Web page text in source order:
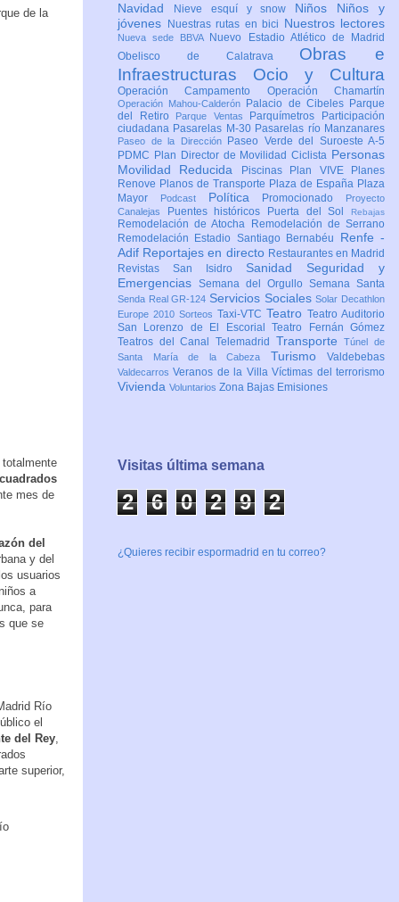
mes de
del
y del
usuarios
a
para
que se
Río
el
del Rey,
superior,
Navidad Nieve esquí y snow Niños Niños y
jóvenes
Nuestras rutas en bici Nuestros lectores
Nueva sede BBVA
Nuevo Estadio Atlético de Madrid
Obelisco de Calatrava Obras e
Infraestructuras Ocio y Cultura
Operación Campamento Operación Chamartín
Operación Mahou-Calderón Palacio de Cibeles Parque
del Retiro
Parque Ventas Parquímetros
Participación
ciudadana Pasarelas M-30 Pasarelas río Manzanares
Paseo de la Dirección
Paseo Verde del Suroeste A-5
PDMC Plan Director de Movilidad Ciclista Personas
Movilidad Reducida
Piscinas Plan VIVE
Planes
Renove Planos de Transporte Plaza de España Plaza
Mayor
Podcast Política Promocionado
Proyecto
Canalejas
Puentes históricos Puerta del Sol Rebajas
Remodelación de Atocha
Remodelación de Serrano
Remodelación Estadio Santiago Bernabéu Renfe -
Adif Reportajes en directo Restaurantes en Madrid
Revistas San Isidro Sanidad Seguridad y
Emergencias Semana del Orgullo Semana Santa
Senda Real GR-124 Servicios SocialesSolar Decathlon
Europe 2010 Sorteos Taxi-VTC Teatro Teatro Auditorio
San Lorenzo de El EscorialTeatro Fernán Gómez
Teatros del Canal Telemadrid TransporteTúnel de
Santa María de la Cabeza Turismo Valdebebas
ValdecarrosVeranos de la VillaVíctimas del terrorismo
Vivienda Voluntarios Zona Bajas Emisiones
Visitas última semana
2 6 0 2 9 2
¿Quieres recibir espormadrid en tu correo?